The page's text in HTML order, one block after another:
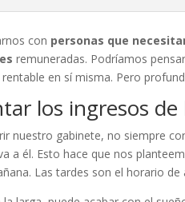
con personas que
remuneradas. Podríamos
en sí misma. Pero
los ingresos
nuestro gabinete, no siempre
a él. Esto hace que nos
Las tardes son el horario